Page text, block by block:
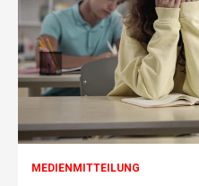
MEDIENMITTEILUNG